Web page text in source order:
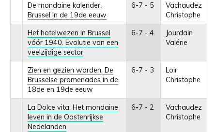
De mondaine kalender.
Brussel in de 19de eeuw
6-7 - 5
Vachaudez
Christophe
Het hotelwezen in Brussel
vóór 1940. Evolutie van een
veelzijdige sector
6-7 - 4
Jourdain
Valérie
Zien en gezien worden. De
Brusselse promenades in de
18de en 19de eeuw
6-7 - 3
Loir
Christophe
La Dolce vita. Het mondaine
leven in de Oostenrijkse
Nedelanden
6-7 - 2
Vachaudez
Christophe